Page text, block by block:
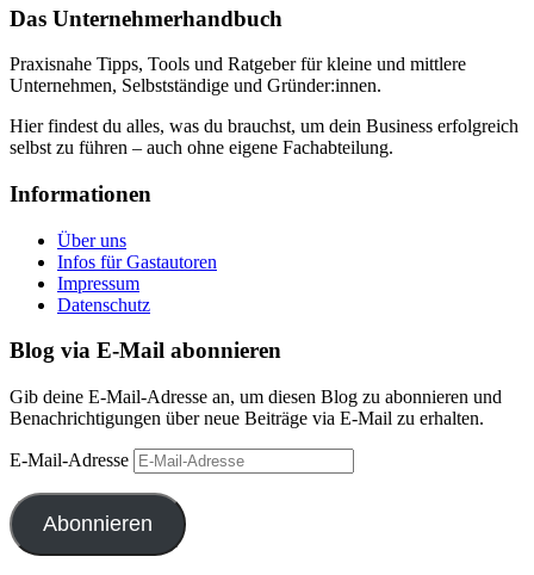
Das Unternehmerhandbuch
Praxisnahe Tipps, Tools und Ratgeber für kleine und mittlere
Unternehmen, Selbstständige und Gründer:innen.
Hier findest du alles, was du brauchst, um dein Business erfolgreich
selbst zu führen – auch ohne eigene Fachabteilung.
Informationen
Über uns
Infos für Gastautoren
Impressum
Datenschutz
Blog via E-Mail abonnieren
Gib deine E-Mail-Adresse an, um diesen Blog zu abonnieren und
Benachrichtigungen über neue Beiträge via E-Mail zu erhalten.
E-Mail-Adresse
Abonnieren